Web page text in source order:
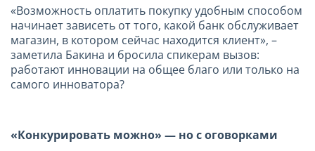
«Возможность оплатить покупку удобным способом
начинает зависеть от того, какой банк обслуживает
магазин, в котором сейчас находится клиент», –
заметила Бакина и бросила спикерам вызов:
работают инновации на общее благо или только на
самого инноватора?
«Конкурировать можно» — но с оговорками